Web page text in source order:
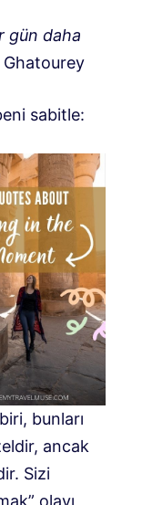
gün daha
sabitle:
bunları
ancak
Sizi
olayı